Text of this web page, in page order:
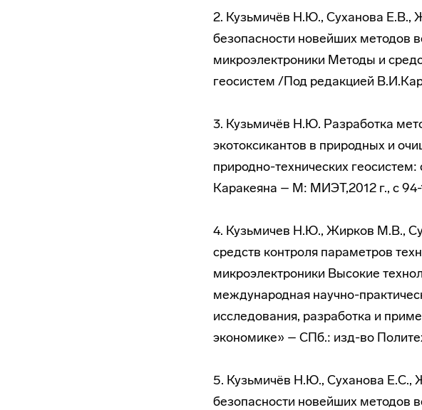
2. Кузьмичёв Н.Ю., Суханова Е.В.,
безопасности новейших методов
микроэлектроники Методы и
геосистем /Под редакцией
3. Кузьмичёв Н.Ю. Разработка
экотоксикантов в природных и
природно-технических
Каракеяна – М: МИЭТ,2012 г., с
4. Кузьмичев Н.Ю., Жирков М.В.,
средств контроля параметров
микроэлектроники Высокие
международная научно-
исследования, разработка и
экономике» – СПб.: изд-во
5. Кузьмичёв Н.Ю., Суханова Е.С.,
безопасности новейших методов